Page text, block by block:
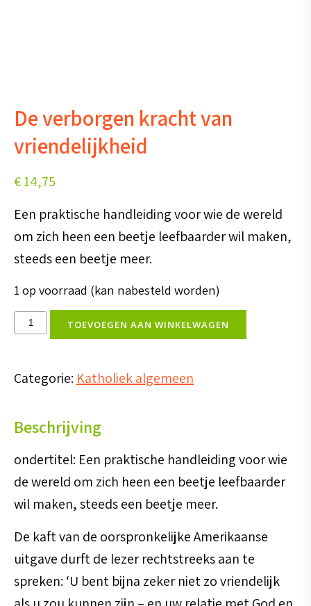
De verborgen kracht van
vriendelijkheid
€14,75
Een praktische handleiding voor wie de wereld
om zich heen een beetje leefbaarder wil maken,
steeds een beetje meer.
1 op voorraad (kan nabesteld worden)
verborgen
van
aantal
TOEVOEGEN AAN WINKELWAGEN
Categorie: Katholiek algemeen
Beschrijving
ondertitel: Een praktische handleiding voor wie
de wereld om zich heen een beetje leefbaarder
wil maken, steeds een beetje meer.
De kaft van de oorspronkelijke Amerikaanse
uitgave durft de lezer rechtstreeks aan te
spreken: ‘U bent bijna zeker niet zo vriendelijk